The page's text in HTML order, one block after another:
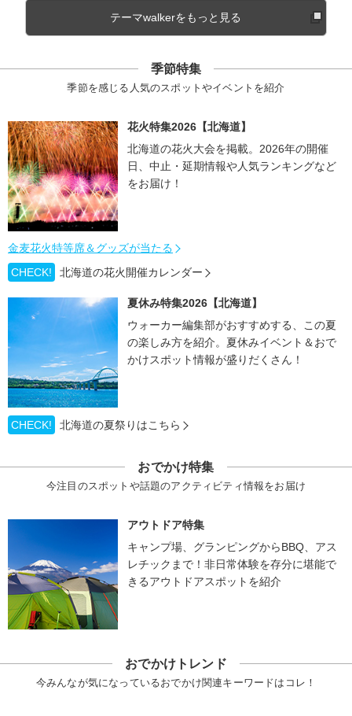
テーマwalkerをもっと見る
季節特集
季節を感じる人気のスポットやイベントを紹介
花火特集2026【北海道】
北海道の花火大会を掲載。2026年の開催
日、中止・延期情報や人気ランキングなど
をお届け！
金麦花火特等席＆グッズが当たる
CHECK!
北海道の花火開催カレンダー
夏休み特集2026【北海道】
ウォーカー編集部がおすすめする、この夏
の楽しみ方を紹介。夏休みイベント＆おで
かけスポット情報が盛りだくさん！
CHECK! 北海道の夏祭りはこちら
おでかけ特集
今注目のスポットや話題のアクティビティ情報をお届け
アウトドア特集
キャンプ場、グランピングからBBQ、アス
レチックまで！非日常体験を存分に堪能で
きるアウトドアスポットを紹介
おでかけトレンド
今みんなが気になっているおでかけ関連キーワードはコレ！